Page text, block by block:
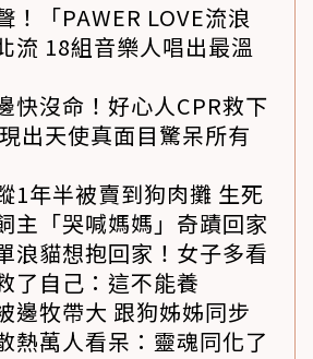
！「PAWER LOVE流浪
流 18組音樂人唱出最溫
快沒命！好心人CPR救下
出天使真面目驚呆所有
1年半被賣到狗肉攤 生死
主「哭喊媽媽」奇蹟回家
浪貓想抱回家！女子多看
了自己：這不能養
邊牧帶大 跟狗姊姊同步
熱萬人看呆：靈魂同化了